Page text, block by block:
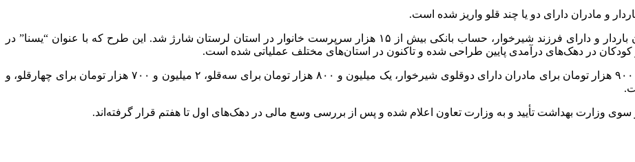
در سومین مرحله از اجرای سراسری طرح حمایت غذایی مادران باردار و دارای فرزند شیرخوار، حساب بانکی بیش از ۱۵ هزار سرپرست خانوار در استان لرستان شارژ شد. این طرح که با عنوان “یسنا” در
در دهک‌های درآمدی پایین طراحی شده و تاکنون در استان‌های مختلف عملیاتی شده است.
در این مرحله از طرح، مبلغ ۴۵۱ هزار تومان برای مادران باردار، ۹۰۰ هزار تومان برای مادران دارای دوقلوی شیرخوار، یک میلیون و ۸۰۰ هزار تومان برای سه‌قلو، ۲ میلیون و ۷۰۰ هزار تومان برای چهارقلو، و
سوی وزارت بهداشت تأیید و به وزارت تعاون اعلام شده و پس از بررسی وسع مالی در دهک‌های اول تا هفتم قرار گرفته‌اند.